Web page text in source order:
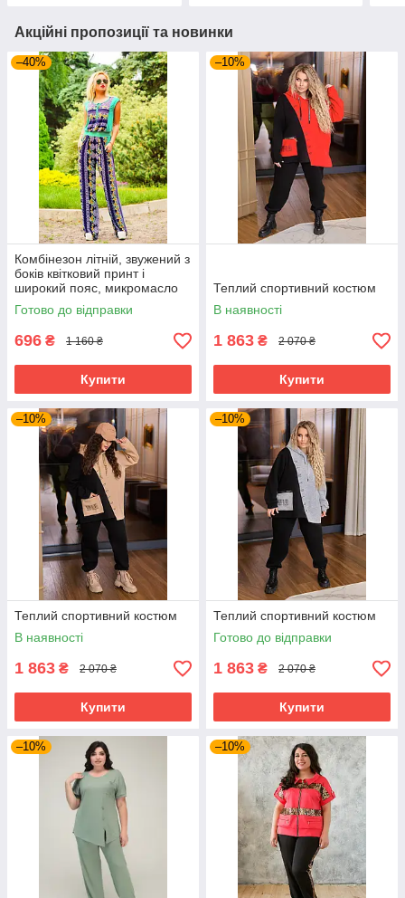
Акційні пропозиції та новинки
–40%
Комбінезон літній, звужений з
боків квітковий принт і
широкий пояс, микромасло
Готово до відправки
696 ₴ 1 160 ₴
Купити
–10%
Теплий спортивний костюм
В наявності
1 863 ₴ 2 070 ₴
Купити
–10%
Теплий спортивний костюм
В наявності
1 863 ₴ 2 070 ₴
Купити
–10%
Теплий спортивний костюм
Готово до відправки
1 863 ₴ 2 070 ₴
Купити
–10% –10%